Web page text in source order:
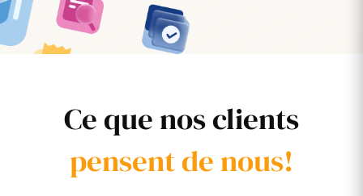
Ce que nos clients
pensent de nous!